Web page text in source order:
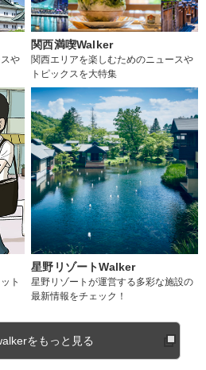
や
関西満喫Walker
関西エリアを楽しむためのニュースや
トピックスを大特集
ト
星野リゾートWalker
星野リゾートが運営する多彩な施設の
最新情報をチェック！
をもっと見る